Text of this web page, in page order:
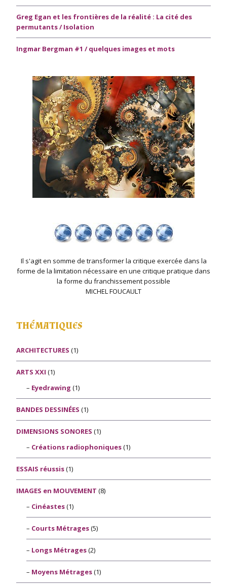
Greg Egan et les frontières de la réalité : La cité des
permutants / Isolation
Ingmar Bergman #1 / quelques images et mots
Il s'agit en somme de transformer la critique exercée dans la
forme de la limitation nécessaire en une critique pratique dans
la forme du franchissement possible
MICHEL FOUCAULT
THÉMATIQUES
ARCHITECTURES (1)
ARTS XXI (1)
Eyedrawing (1)
BANDES DESSINÉES (1)
DIMENSIONS SONORES (1)
Créations radiophoniques(1)
ESSAIS réussis(1)
IMAGES en MOUVEMENT (8)
Cinéastes(1)
Courts Métrages(5)
Longs Métrages(2)
Moyens Métrages(1)